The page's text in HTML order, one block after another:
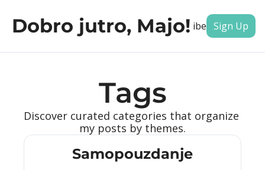
Dobro jutro, Majo!
Archive Subscribe Tags
Sign Up
Tags
Discover curated categories that organize
my posts by themes.
Samopouzdanje